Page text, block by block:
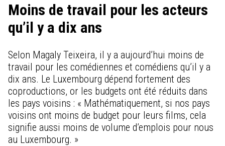
Moins de travail pour les acteurs
qu’il y a dix ans
Selon Magaly Teixeira, il y a aujourd’hui moins de
travail pour les comédiennes et comédiens qu’il y a
dix ans. Le Luxembourg dépend fortement des
coproductions, or les budgets ont été réduits dans
les pays voisins : « Mathématiquement, si nos pays
voisins ont moins de budget pour leurs films, cela
signifie aussi moins de volume d’emplois pour nous
au Luxembourg. »